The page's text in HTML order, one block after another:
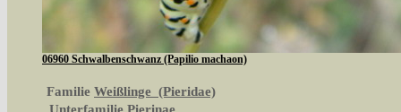
06960 Schwalbenschwanz (Papilio machaon)
Familie Weißlinge (Pieridae)